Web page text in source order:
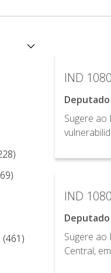
(461)
IND
Sugere ao
IND
Sugere ao
Central,